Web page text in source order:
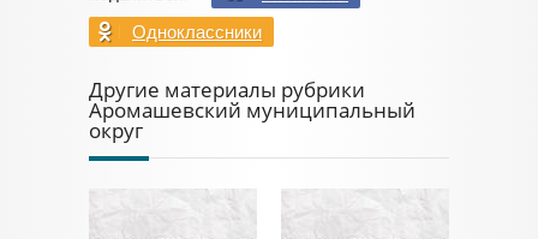
Одноклассники
Другие материалы рубрики
Аромашевский муниципальный
округ